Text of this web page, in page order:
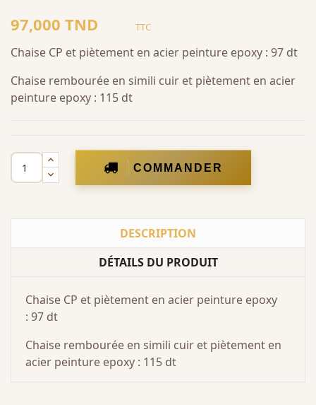
97,000 TND TTC
Chaise CP et piètement en acier peinture epoxy : 97 dt
Chaise rembourée en simili cuir et piètement en acier
peinture epoxy : 115 dt
COMMANDER
DESCRIPTION
DÉTAILS DU PRODUIT
Chaise CP et piètement en acier peinture epoxy
: 97 dt
Chaise rembourée en simili cuir et piètement en
acier peinture epoxy : 115 dt